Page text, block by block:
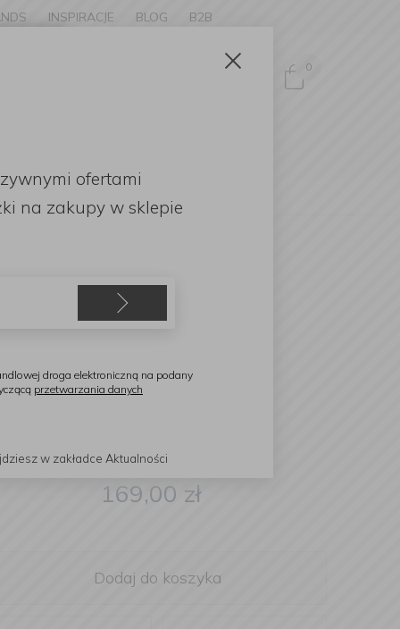
INSPIRACJE BLOG B2B
0
kuchenny 90x70cm
Noir
169,00 zł
Dodaj do koszyka
ofertami
na zakupy w sklepie
droga elektroniczną na podany
przetwarzania danych
w zakładce Aktualności